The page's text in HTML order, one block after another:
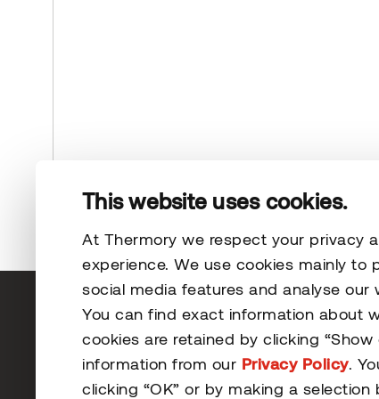
This website uses cookies.
At Thermory we respect your privacy
experience. We use cookies mainly to
social media features and analyse our
You can find exact information about
cookies are retained by clicking
information from our Privacy Policy.
clicking “OK” or by making a
© 2026 Thermory. All rights reserved.